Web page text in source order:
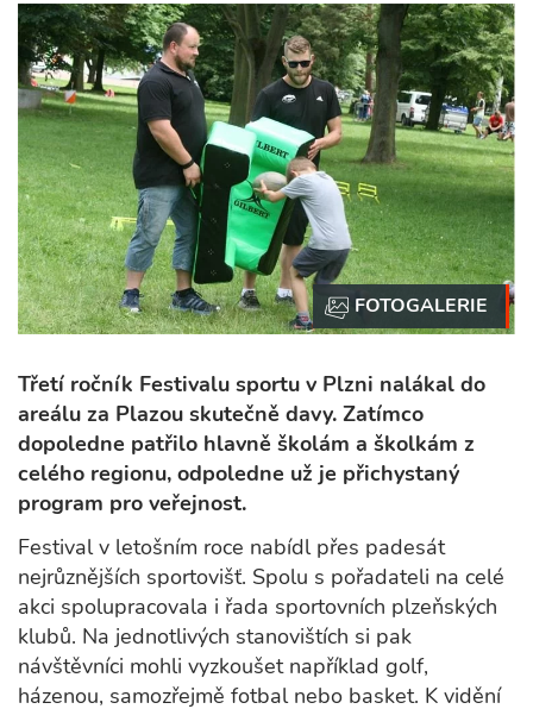
Třetí ročník Festivalu sportu v Plzni nalákal do
areálu za Plazou skutečně davy. Zatímco
dopoledne patřilo hlavně školám a školkám z
celého regionu, odpoledne už je přichystaný
program pro veřejnost.
Festival v letošním roce nabídl přes padesát
nejrůznějších sportovišť. Spolu s pořadateli na celé
akci spolupracovala i řada sportovních plzeňských
klubů. Na jednotlivých stanovištích si pak
návštěvníci mohli vyzkoušet například golf,
házenou, samozřejmě fotbal nebo basket. K vidění